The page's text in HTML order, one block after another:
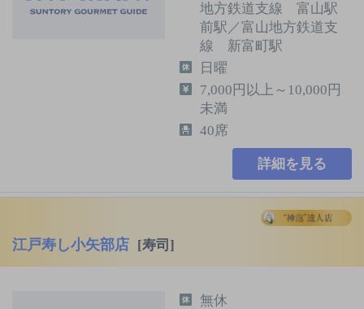
地方鉄道支線 富山駅
前駅／富山地方鉄道支
線 新富町駅
日曜
7,000円以上～10,000円
未満
40席
詳細を見る
江戸寿し小矢部店 [寿司]
無休